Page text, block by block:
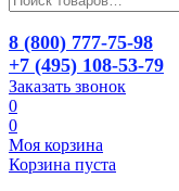
8 (800) 777-75-98
+7 (495) 108-53-79
Заказать звонок
0
0
Моя корзина
Корзина пуста